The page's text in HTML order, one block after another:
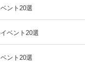
ント20選
ベント20選
ント20選